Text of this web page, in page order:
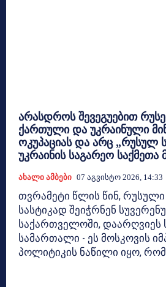
არასდროს შევეგუებით
ქართული და უკრაინული
ოკუპაციას და არც „რუსულ
უკრაინის საგარეო საქმეთა
Ახალი Ამბები 07 Აგვისტო 2026, 14:33
თვრამეტი წლის წინ,
სასტიკად შეიჭრნენ
საქართველოში,
სამართალი - ეს მოსკოვის
პოლიტიკის ნაწილი იყო,